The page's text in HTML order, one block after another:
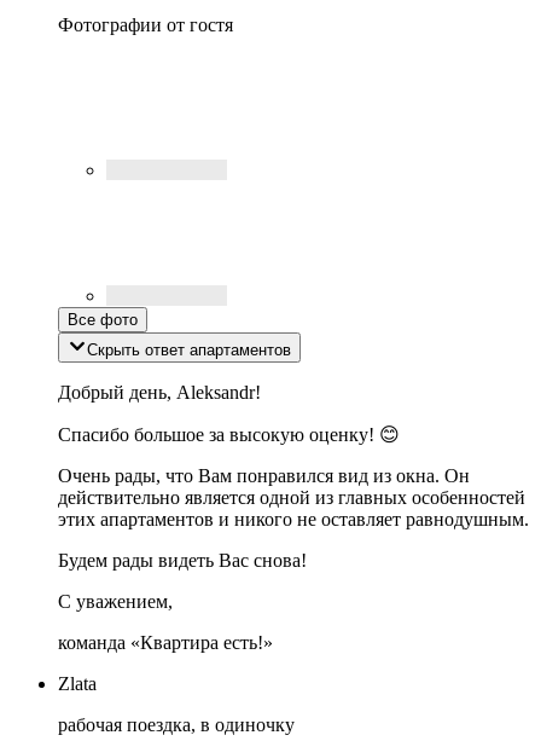
Фотографии от гостя
Все фото
Скрыть ответ апартаментов
Добрый день, Aleksandr!
Спасибо большое за высокую оценку! 😊
Очень рады, что Вам понравился вид из окна. Он
действительно является одной из главных особенностей
этих апартаментов и никого не оставляет равнодушным.
Будем рады видеть Вас снова!
С уважением,
команда «Квартира есть!»
Zlata
рабочая поездка, в одиночку